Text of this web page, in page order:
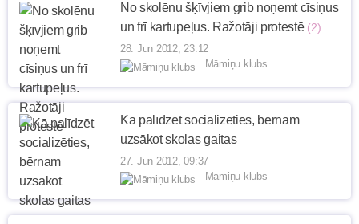
No skolēnu šķīvjiem grib noņemt cīsiņus
un frī kartupeļus. Ražotāji protestē (2)
28. Jun 2012, 23:12
Māmiņu klubs
Kā palīdzēt socializēties, bērnam
uzsākot skolas gaitas
27. Jun 2012, 09:37
Māmiņu klubs